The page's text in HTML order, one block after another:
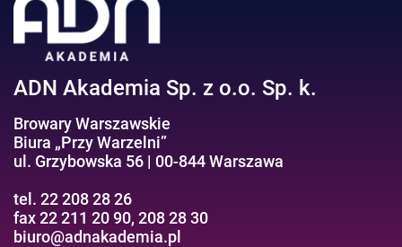
ADN Akademia Sp. z o.o. Sp. k.
Browary Warszawskie
Biura „Przy Warzelni”
ul. Grzybowska 56 | 00-844 Warszawa
tel. 22 208 28 26
fax 22 211 20 90, 208 28 30
biuro@adnakademia.pl